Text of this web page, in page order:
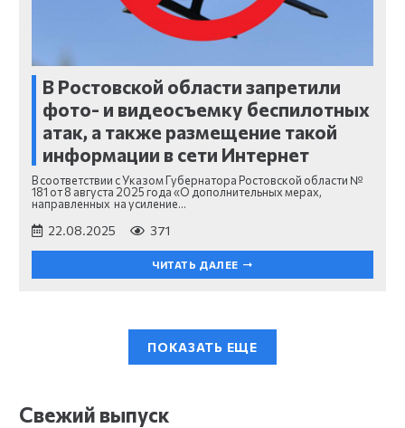
В Ростовской области запретили
фото- и видеосъемку беспилотных
атак, а также размещение такой
информации в сети Интернет
В соответствии с Указом Губернатора Ростовской области №
181 от 8 августа 2025 года «О дополнительных мерах,
направленных на усиление…
22.08.2025 371
ЧИТАТЬ ДАЛЕЕ
ПОКАЗАТЬ ЕЩЕ
Свежий выпуск